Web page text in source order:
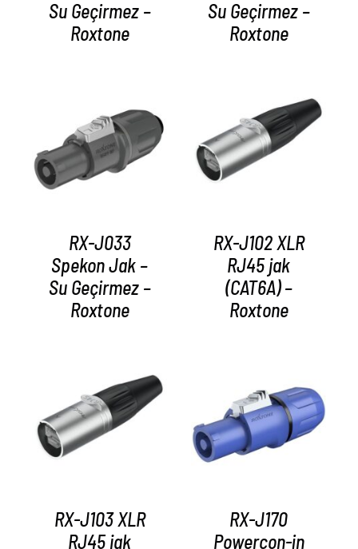
Su Geçirmez –
Roxtone
Su Geçirmez –
Roxtone
AYRINTILAR
RX-J033
Spekon Jak –
Su Geçirmez –
Roxtone
AYRINTILAR
RX-J102 XLR
RJ45 jak
(CAT6A) –
Roxtone
AYRINTILAR
RX-J103 XLR
RJ45 jak
AYRINTILAR
RX-J170
Powercon-in